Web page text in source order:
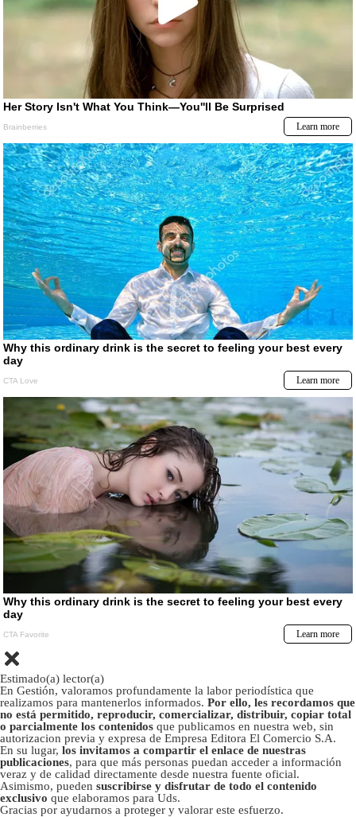
Estimado(a) lector(a)
En Gestión, valoramos profundamente la labor periodística que
realizamos para mantenerlos informados. Por ello, les recordamos que
no está permitido, reproducir, comercializar, distribuir, copiar total
o parcialmente los contenidos que publicamos en nuestra web, sin
autorizacion previa y expresa de Empresa Editora El Comercio S.A.
En su lugar, los invitamos a compartir el enlace de nuestras
publicaciones, para que más personas puedan acceder a información
veraz y de calidad directamente desde nuestra fuente oficial.
Asimismo, pueden suscribirse y disfrutar de todo el contenido
exclusivo que elaboramos para Uds.
Gracias por ayudarnos a proteger y valorar este esfuerzo.